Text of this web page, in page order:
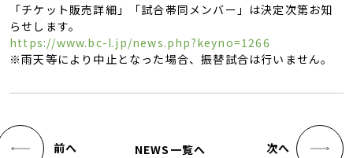
「チケット販売詳細」「試合帯同メンバー」は決定次第お知
らせします。
https://www.bc-l.jp/news.php?keyno=1266
※雨天等により中止となった場合、振替試合は行いません。
前へ NEWS一覧へ 次へ